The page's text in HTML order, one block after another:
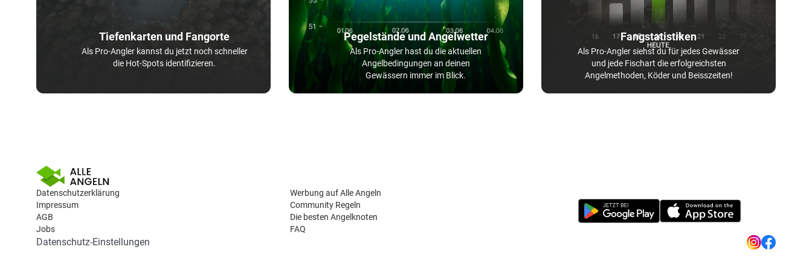
Tiefenkarten und Fangorte
Als Pro-Angler kannst du jetzt noch schneller
die Hot-Spots identifizieren.
Pegelstände und Angelwetter
Als Pro-Angler hast du die aktuellen
Angelbedingungen an deinen
Gewässern immer im Blick.
Fangstatistiken
Als Pro-Angler siehst du für jedes Gewässer
und jede Fischart die erfolgreichsten
Angelmethoden, Köder und Beisszeiten!
Datenschutzerklärung
Impressum
AGB
Jobs
Werbung auf Alle Angeln
Community Regeln
Die besten Angelknoten
FAQ
Datenschutz-Einstellungen